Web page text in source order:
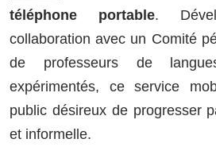
téléphone portable.
collaboration avec un Comité
de professeurs de
expérimentés, ce service
public désireux de progresser
et informelle.